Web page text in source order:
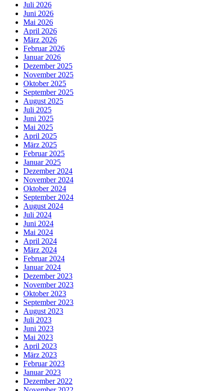
Juli 2026
Juni 2026
Mai 2026
April 2026
März 2026
Februar 2026
Januar 2026
Dezember 2025
November 2025
Oktober 2025
September 2025
August 2025
Juli 2025
Juni 2025
Mai 2025
April 2025
März 2025
Februar 2025
Januar 2025
Dezember 2024
November 2024
Oktober 2024
September 2024
August 2024
Juli 2024
Juni 2024
Mai 2024
April 2024
März 2024
Februar 2024
Januar 2024
Dezember 2023
November 2023
Oktober 2023
September 2023
August 2023
Juli 2023
Juni 2023
Mai 2023
April 2023
März 2023
Februar 2023
Januar 2023
Dezember 2022